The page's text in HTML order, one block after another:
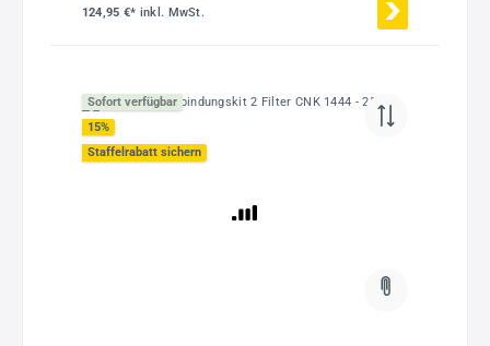
124,95 €* inkl. MwSt.
Sofort verfügbar
15%
Staffelrabatt sichern